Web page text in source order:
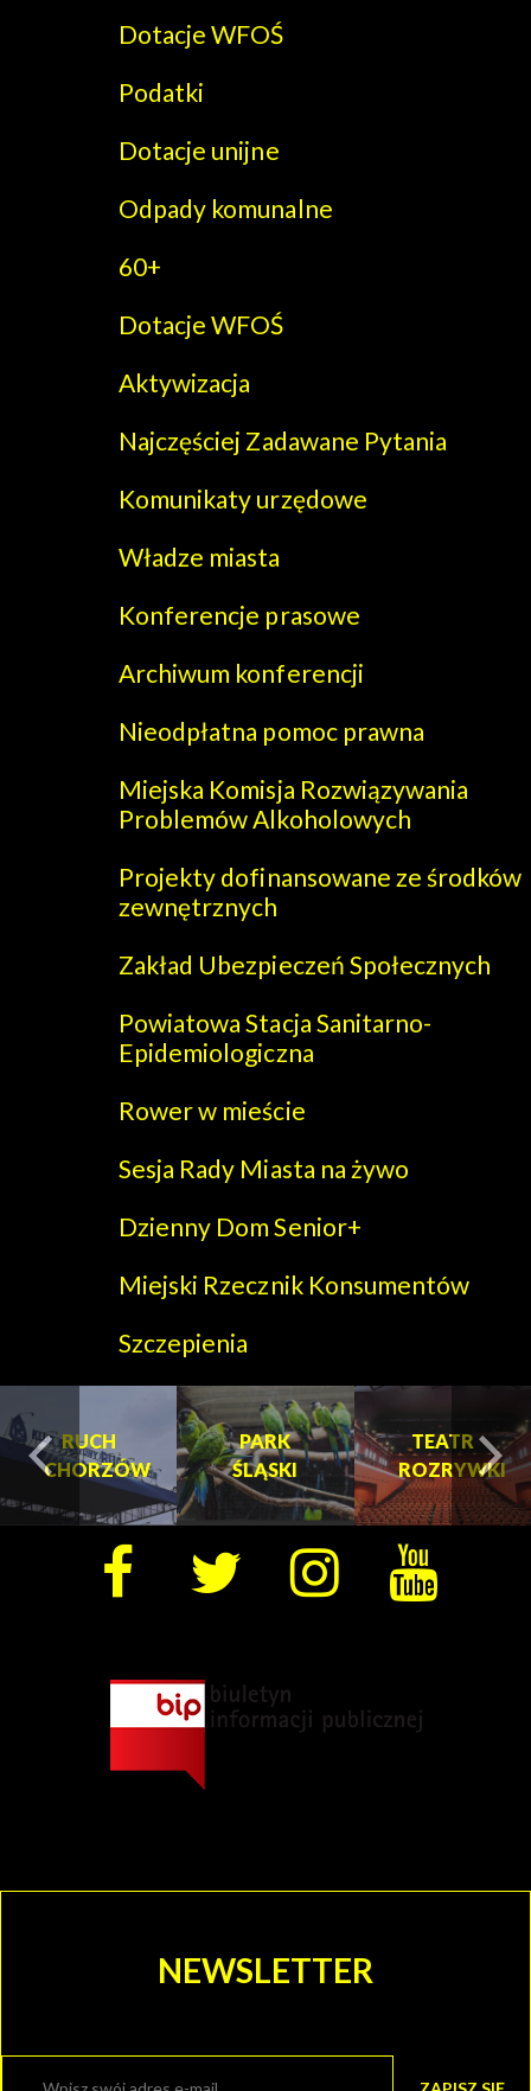
Dotacje WFOŚ
Podatki
Dotacje unijne
Odpady komunalne
60+
Dotacje WFOŚ
Aktywizacja
Najczęściej Zadawane Pytania
Komunikaty urzędowe
Władze miasta
Konferencje prasowe
Archiwum konferencji
Nieodpłatna pomoc prawna
Miejska Komisja Rozwiązywania
Problemów Alkoholowych
Projekty dofinansowane ze środków
zewnętrznych
Zakład Ubezpieczeń Społecznych
Powiatowa Stacja Sanitarno-
Epidemiologiczna
Rower w mieście
Sesja Rady Miasta na żywo
Dzienny Dom Senior+
Miejski Rzecznik Konsumentów
Szczepienia
PARK
ŚLĄSKI
TEATR
ROZRYWKI
PARK
ŚLĄSKI
TEATR
CHORZOWSKIE
CENTRUM
KULTURY
turysta.Previous
NEWSLETTER